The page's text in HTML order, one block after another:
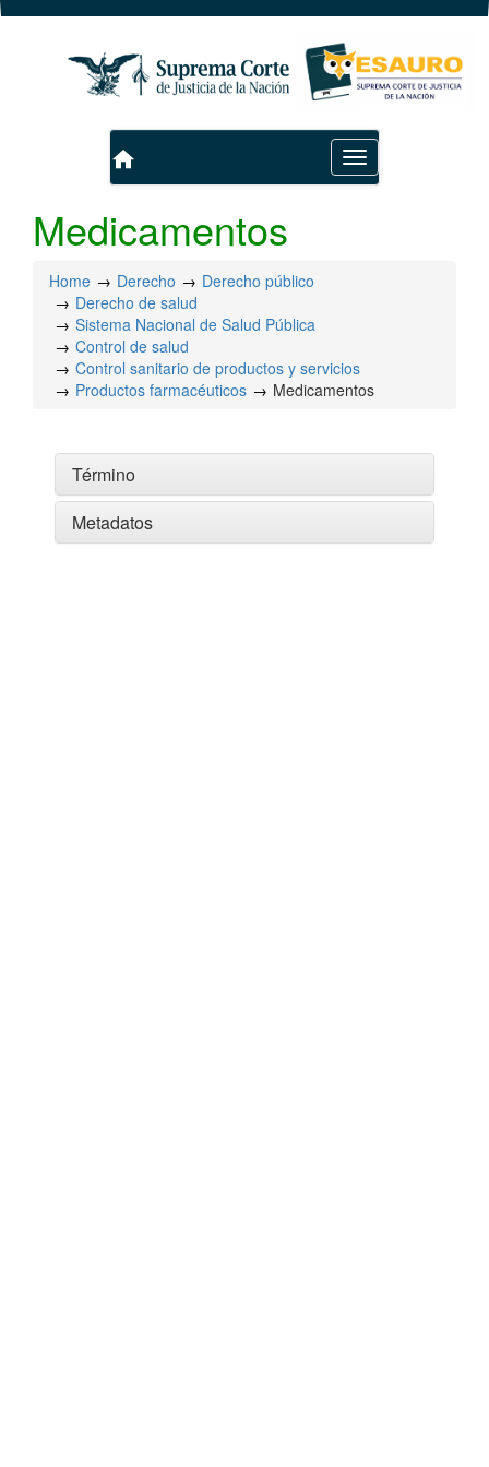
Toggle
navigation
home
Medicamentos
Home Derecho
Derecho público
Derecho de salud
Sistema Nacional de Salud Pública
Control de salud
Control sanitario de productos y servicios
Productos farmacéuticos
Medicamentos
Término
Metadatos